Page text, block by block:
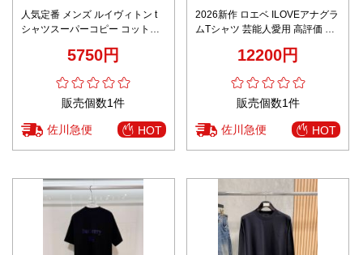
人気定番 メンズ ルイヴィトン t
シャツスーパーコピー コットン
軟 ホワイト5750円
販売個数1件
佐川急便 HOT
2026新作 ロエベ ILOVEアナグラ
ムTシャツ 芸能人愛用 高評価 通
シンプルデザイン 精密刺繍 人気
12200円
販売個数1件
佐川急便 HOT